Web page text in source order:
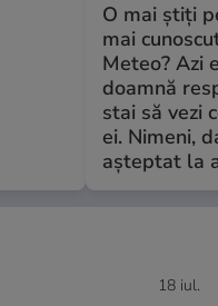
O mai știți
mai
Meteo? Azi
doamnă
stai să vezi
ei. Nimeni,
așteptat la
18 iul.